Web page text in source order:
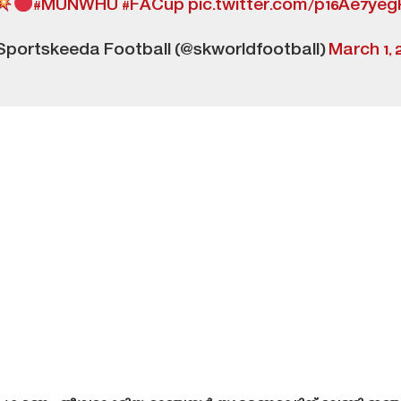
#MUNWHU #FACup pic.twitter.com/
Football (@skworldfootball)March 1,